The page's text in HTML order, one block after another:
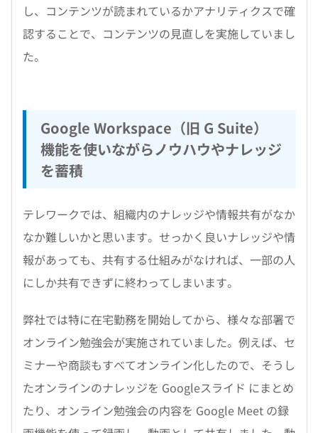
し、コンテンツが読まれているかアナリティクスで確
認することで、コンテンツの見直しを実施していまし
た。
Google Workspace（旧 G Suite）
機能を使いながらノウハウやナレッジ
を蓄積
テレワークでは、組織内のナレッジや情報共有がなか
なか難しいかと思います。せっかく良いナレッジや情
報があっても、共有する仕組みがなければ、一部の人
にしか共有できずに終わってしまいます。
弊社では特に在宅勤務を開始してから、様々な部署で
オンライン勉強会が実施されていました。例えば、セ
ミナーや商談もすべてオンライン化したので、そうし
たオンラインのナレッジを Googleスライド にまとめ
たり、オンライン勉強会の内容を Google Meet の録